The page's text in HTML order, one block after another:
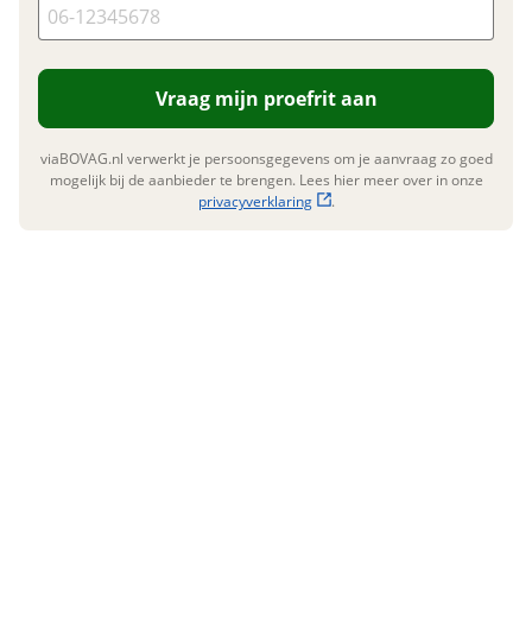
Royal Enfield.
Voor meer motoren zie onze website
www.motorotterdam.nl
Klik hier om foto's te uploaden
Jouw contactgegevens
Naam
Vraag mijn proefrit aan
viaBOVAG.nl verwerkt je persoonsgegevens om je aanvraag zo goed
mogelijk bij de aanbieder te brengen. Lees hier meer over in onze
privacyverklaring
.